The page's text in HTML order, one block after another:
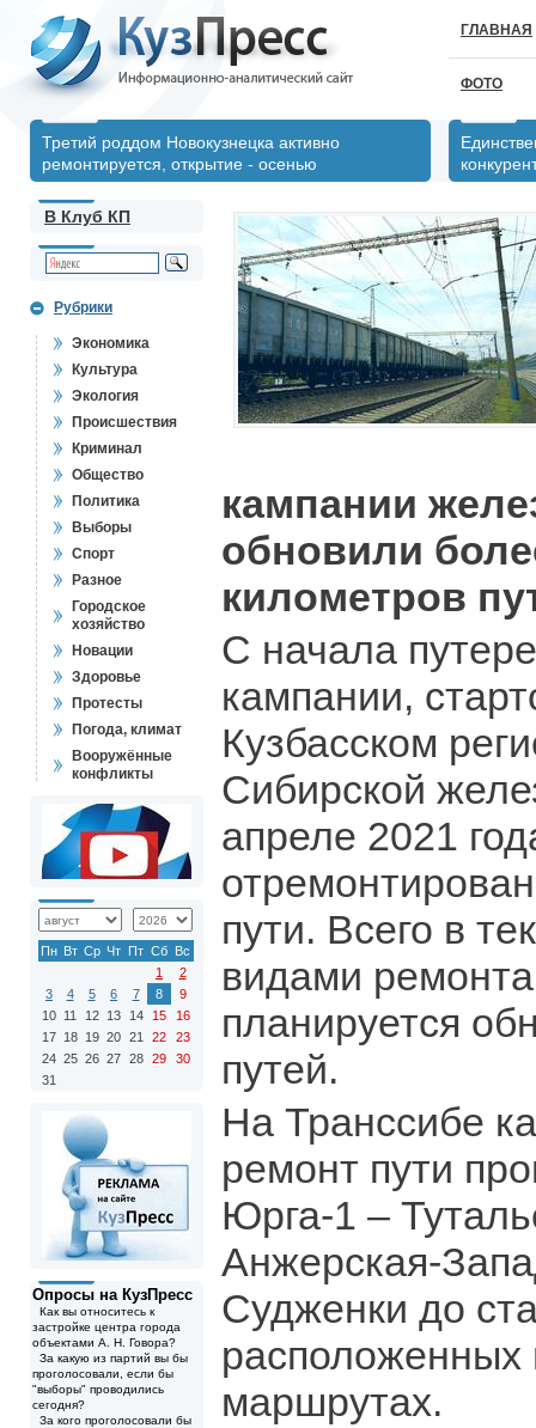
ГЛАВНАЯ
ФОТО
Третий роддом Новокузнецка активно
ремонтируется, открытие - осенью
В Клуб КП
Рубрики
Экономика
Культура
Экология
Происшествия
Криминал
Общество
Политика
Выборы
Спорт
Разное
Городское
хозяйство
Новации
Здоровье
Протесты
Погода, климат
Вооружённые
конфликты
Пн Вт Ср Чт Пт Сб Вс
1
2
3
4 5 6 7 8
9
10 11 12 13 14 15
16
17 18 19 20 21 22
23
24 25 26 27 28 29
30
31
Опросы на КузПресс
Как вы относитесь к
застройке центра города
объектами А. Н. Говора?
За какую из партий вы бы
проголосовали, если бы
"выборы" проводились
сегодня?
За кого проголосовали бы
кампании
обновили
километров
С начала
кампании,
Кузбасском
Сибирской
апреле 2021
пути. Всего в
видами
планируется
путей.
На Транссибе
ремонт пути
Юрга-1 –
Анжерская-
Судженки до
расположенных
маршрутах.